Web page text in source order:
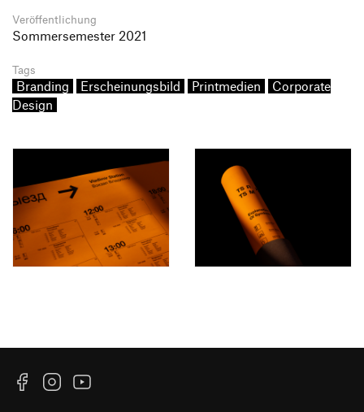
Veröffentlichung
Sommersemester 2021
Tags
Branding Erscheinungsbild Printmedien
Corporate
Design
FacebookInstagramYouTube